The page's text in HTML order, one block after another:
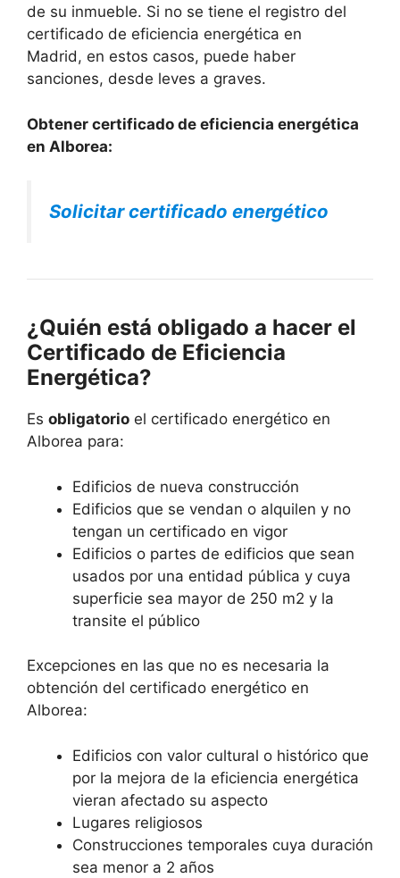
de su inmueble. Si no se tiene el registro del
certificado de eficiencia energética en
Madrid, en estos casos, puede haber
sanciones, desde leves a graves.
Obtener certificado de eficiencia energética
en Alborea:
Solicitar certificado energético
¿Quién está obligado a hacer el
Certificado de Eficiencia
Energética?
Es obligatorio el certificado energético en
Alborea para:
Edificios de nueva construcción
Edificios que se vendan o alquilen y no
tengan un certificado en vigor
Edificios o partes de edificios que sean
usados por una entidad pública y cuya
superficie sea mayor de 250 m2 y la
transite el público
Excepciones en las que no es necesaria la
obtención del certificado energético en
Alborea:
Edificios con valor cultural o histórico que
por la mejora de la eficiencia energética
vieran afectado su aspecto
Lugares religiosos
Construcciones temporales cuya duración
sea menor a 2 años